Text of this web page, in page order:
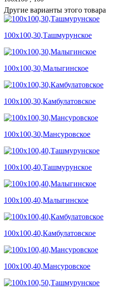
Другие варианты этого товара
100х100,30,Ташмурунское
100х100,30,Малыгинское
100х100,30,Камбулатовское
100х100,30,Мансуровское
100х100,40,Ташмурунское
100х100,40,Малыгинское
100х100,40,Камбулатовское
100х100,40,Мансуровское